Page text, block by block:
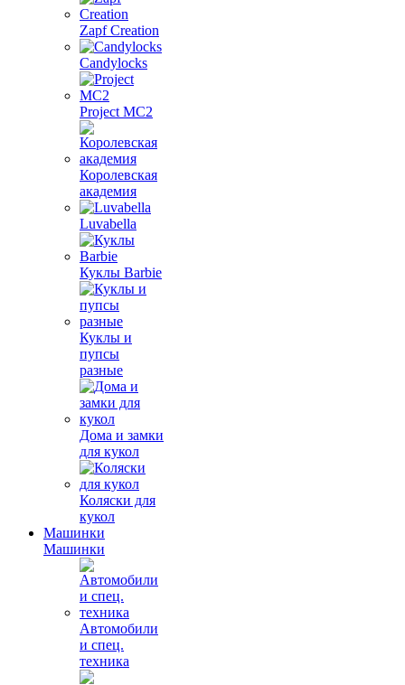
Zapf Creation
Candylocks
Project MС2
Королевская
академия
Luvabella
Куклы Barbie
Куклы и
пупсы
разные
Дома и замки
для кукол
Коляски для
кукол
Машинки
Машинки
Автомобили
и спец.
техника